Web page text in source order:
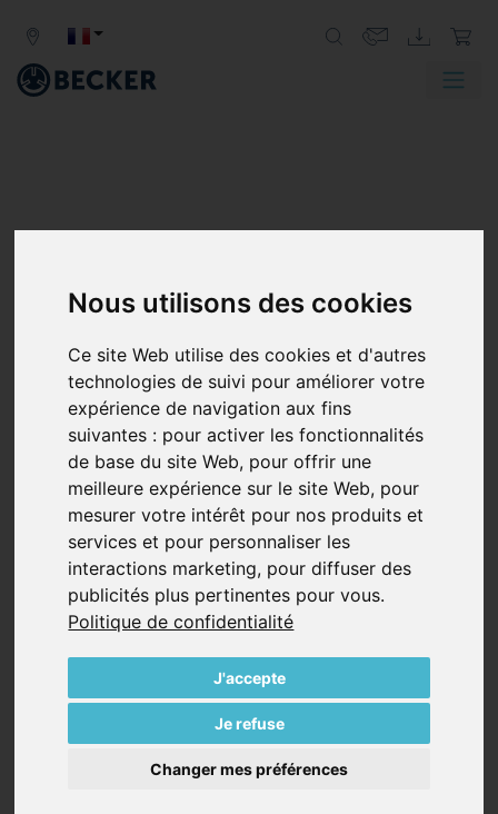
Nous utilisons des cookies
Ce site Web utilise des cookies et d'autres
technologies de suivi pour améliorer votre
expérience de navigation aux fins
suivantes : pour activer les fonctionnalités
de base du site Web, pour offrir une
meilleure expérience sur le site Web, pour
mesurer votre intérêt pour nos produits et
services et pour personnaliser les
interactions marketing, pour diffuser des
publicités plus pertinentes pour vous.
Politique de confidentialité
J'accepte
Je refuse
Changer mes préférences
SV 130/2
SOUFFLANTES À CANAL LATÉRAL,
DOUBLE-ÉTAGÉES
La SV 130/2 est une pompe turbo dynamique qui offre